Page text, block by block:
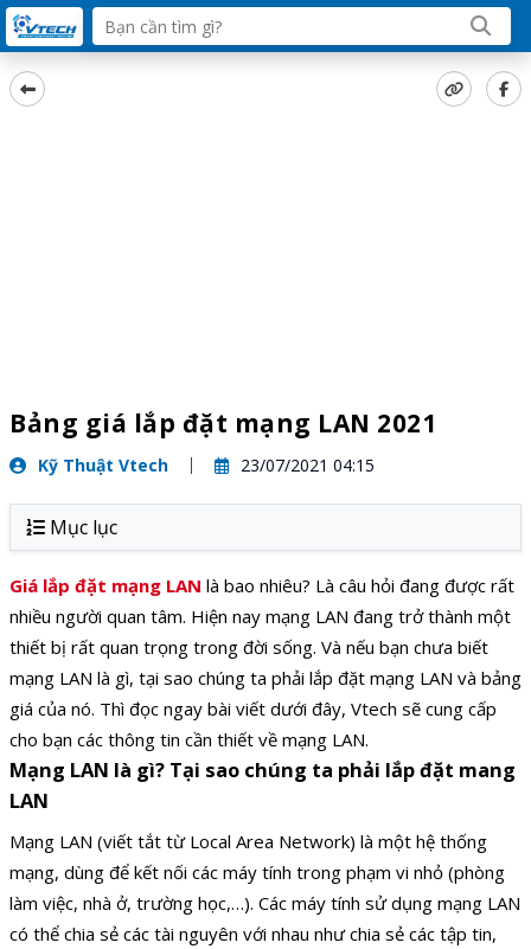
Bảng giá lắp đặt mạng LAN 2021
Kỹ Thuật Vtech 23/07/2021 04:15
Mục lục
Giá lắp đặt mạng LAN là bao nhiêu? Là câu hỏi đang được rất
nhiều người quan tâm. Hiện nay mạng LAN đang trở thành một
thiết bị rất quan trọng trong đời sống. Và nếu bạn chưa biết
mạng LAN là gì, tại sao chúng ta phải lắp đặt mạng LAN và bảng
giá của nó. Thì đọc ngay bài viết dưới đây, Vtech sẽ cung cấp
cho bạn các thông tin cần thiết về mạng LAN.
Mạng LAN là gì? Tại sao chúng ta phải lắp đặt mang
LAN
Mạng LAN (viết tắt từ Local Area Network) là một hệ thống
mạng, dùng để kết nối các máy tính trong phạm vi nhỏ (phòng
làm việc, nhà ở, trường học,…). Các máy tính sử dụng mạng LAN
có thể chia sẻ các tài nguyên với nhau như chia sẻ các tập tin,